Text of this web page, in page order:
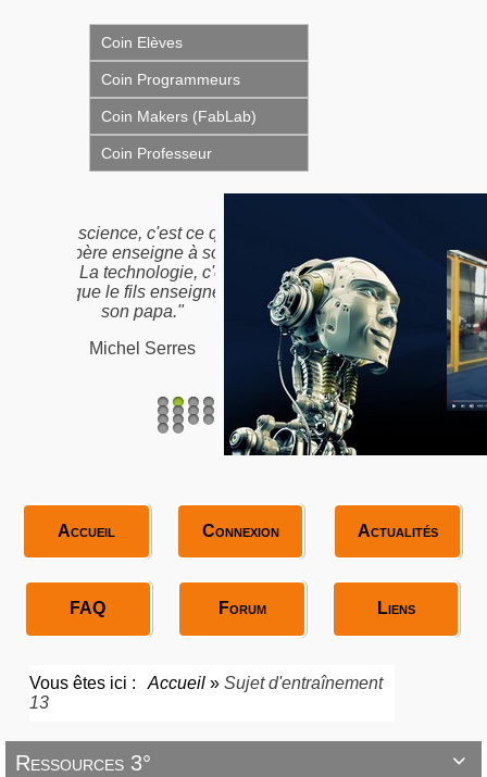
Coin Elèves
Coin Programmeurs
Coin Makers (FabLab)
Coin Professeur
"Nous n'héritons pas de
la terre de nos ancêtres,
nous l'empruntons à nos
enfants"
Antoine de St-Exupéry
1 2 3 4
6 7 8 9 10
1112 15
Accueil Connexion Actualités
FAQ Forum Liens
Vous êtes ici : Accueil » Sujet d'entraînement
13

Ressources 3°